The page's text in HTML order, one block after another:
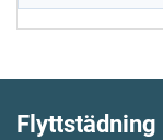
Flyttstädning